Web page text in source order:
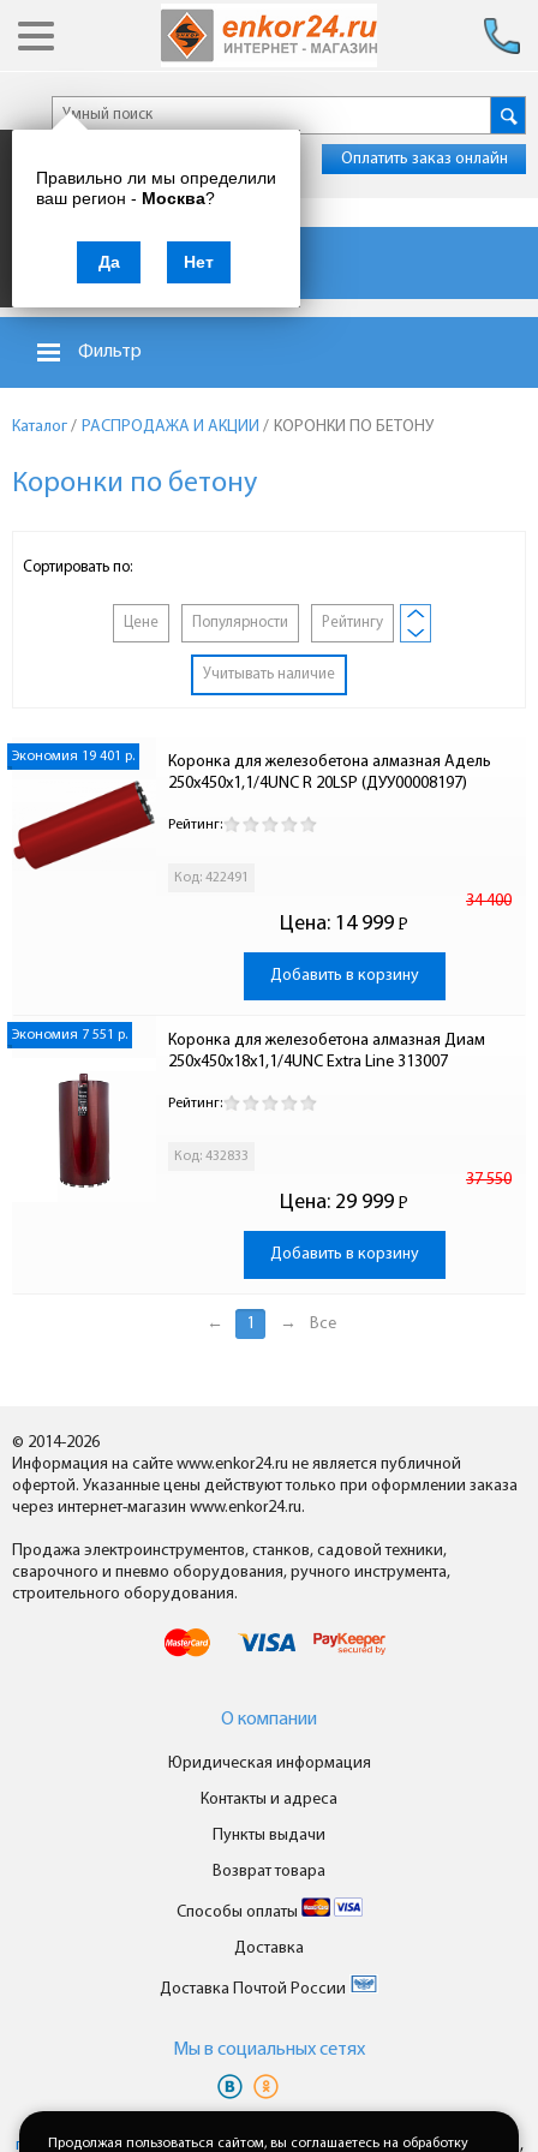
Правильно ли мы определили
ваш регион - Москва?
Да Нет
Оплатить заказ онлайн
Каталог товаров
Фильтр
Каталог / РАСПРОДАЖА И АКЦИИ / КОРОНКИ ПО БЕТОНУ
Коронки по бетону
Сортировать по:
Цене Популярности Рейтингу
Учитывать наличие
Экономия 19 401 р.
Коронка для железобетона алмазная Адель
250x450x1,1/4UNC R 20LSP (ДУУ00008197)
Рейтинг:
Код: 422491
Цена:
34 400
14 999 Р
-
Добавить в корзину
Экономия 7 551 р.
Коронка для железобетона алмазная Диам
250x450х18x1,1/4UNC Extra Line 313007
Рейтинг:
Код: 432833
Цена:
37 550
29 999 Р
-
Добавить в корзину
← 1 → Все
© 2014-2026
Информация на сайте www.enkor24.ru не является публичной
офертой. Указанные цены действуют только при оформлении заказа
через интернет-магазин www.enkor24.ru.
Продажа электроинструментов, станков, садовой техники,
сварочного и пневмо оборудования, ручного инструмента,
строительного оборудования.
О компании
Юридическая информация
Контакты и адреса
Пункты выдачи
Возврат товара
Способы оплаты
Доставка
Доставка Почтой России
Мы в cоциальных сетях
персональных данныхипользовательского соглашениякаждый раз,
Продолжая пользоваться сайтом, вы соглашаетесь на обработку